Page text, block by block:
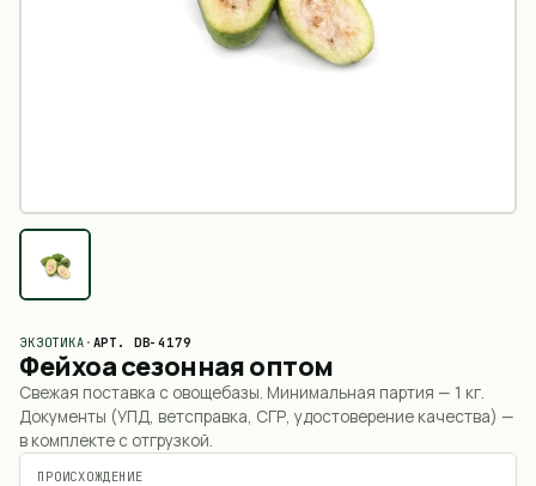
ЭКЗОТИКА · АРТ. DB-4179
Фейхоа сезонная оптом
Свежая поставка с овощебазы. Минимальная партия — 1 кг.
Документы (УПД, ветсправка, СГР, удостоверение качества) —
в комплекте с отгрузкой.
ПРОИСХОЖДЕНИЕ